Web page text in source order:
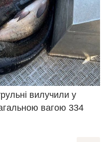
вилучили у
вагою 334